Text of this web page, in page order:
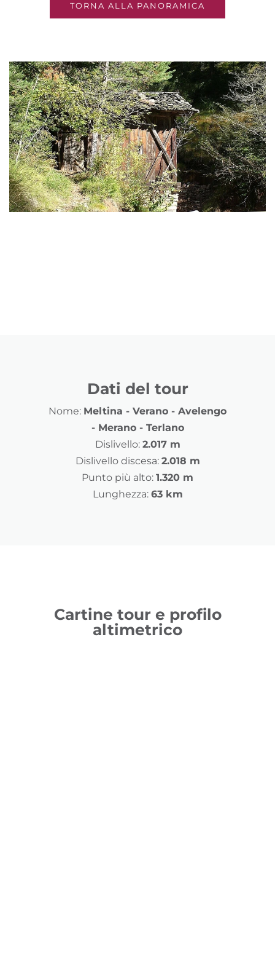
TORNA ALLA PANORAMICA
Dati del tour
Nome: Meltina - Verano - Avelengo
- Merano - Terlano
Dislivello: 2.017 m
Dislivello discesa: 2.018 m
Punto più alto: 1.320 m
Lunghezza: 63 km
Cartine tour e profilo
altimetrico